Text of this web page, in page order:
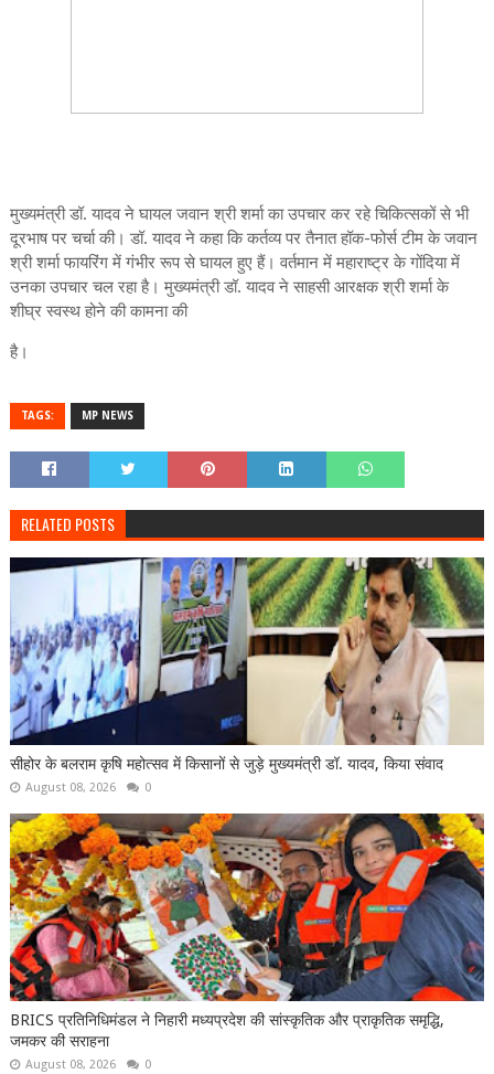
मुख्यमंत्री डॉ. यादव ने घायल जवान श्री शर्मा का उपचार कर रहे चिकित्सकों से भी
दूरभाष पर चर्चा की। डॉ. यादव ने कहा कि कर्तव्य पर तैनात हॉक-फोर्स टीम के जवान
श्री शर्मा फायरिंग में गंभीर रूप से घायल हुए हैं। वर्तमान में महाराष्ट्र के गोंदिया में
उनका उपचार चल रहा है। मुख्यमंत्री डॉ. यादव ने साहसी आरक्षक श्री शर्मा के
शीघ्र स्वस्थ होने की कामना की
है।
TAGS: MP NEWS
RELATED POSTS
सीहोर के बलराम कृषि महोत्सव में किसानों से जुड़े मुख्यमंत्री डॉ. यादव, किया संवाद
August 08, 2026 0
BRICS प्रतिनिधिमंडल ने निहारी मध्यप्रदेश की सांस्कृतिक और प्राकृतिक समृद्धि,
जमकर की सराहना
August 08, 2026 0